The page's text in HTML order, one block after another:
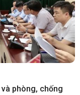
phòng, chống